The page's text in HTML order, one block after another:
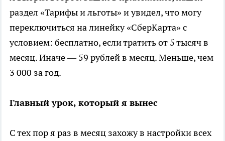
раздел «Тарифы и льготы» и увидел, что могу
переключиться на линейку «СберКарта» с
условием: бесплатно, если тратить от 5 тысяч в
месяц. Иначе — 59 рублей в месяц. Меньше, чем
3 000 за год.
Главный урок, который я вынес
С тех пор я раз в месяц захожу в настройки всех